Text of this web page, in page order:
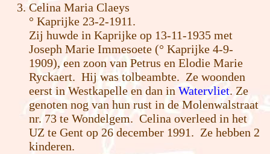
Celina Maria Claeys
° Kaprijke 23-2-1911.
Zij huwde in Kaprijke op 13-11-1935 met
Joseph Marie Immesoete (° Kaprijke 4-9-
1909), een zoon van Petrus en Elodie Marie
Ryckaert. Hij was tolbeambte. Ze woonden
eerst in Westkapelle en dan in Watervliet. Ze
genoten nog van hun rust in de Molenwalstraat
nr. 73 te Wondelgem. Celina overleed in het
UZ te Gent op 26 december 1991. Ze hebben 2
kinderen.